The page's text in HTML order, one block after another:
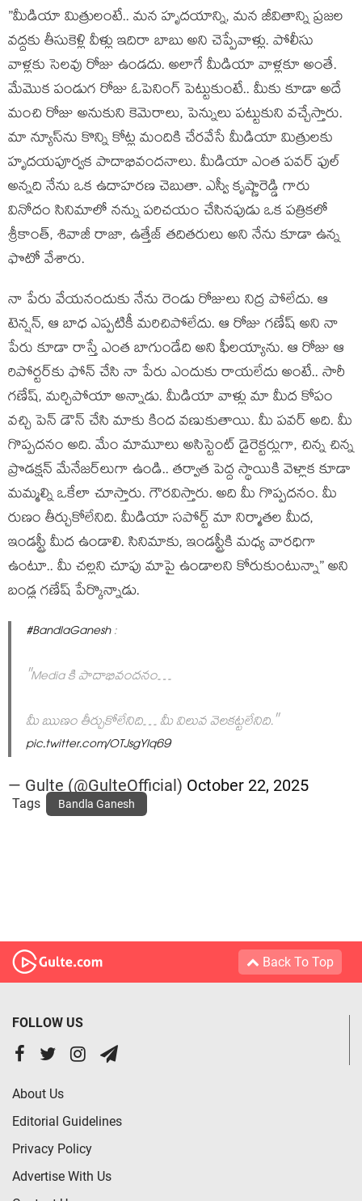
”మీడియా మిత్రులంటే.. మ‌న హృద‌యాన్ని, మ‌న జీవితాన్ని ప్ర‌జ‌ల
వ‌ద్ద‌కు తీసుకెళ్లి వీళ్లు ఇదిరా బాబు అని చెప్పేవాళ్లు. పోలీసు
వాళ్ల‌కు సెల‌వు రోజు ఉండ‌దు. అలాగే మీడియా వాళ్ల‌కూ అంతే.
మేమొక పండుగ రోజు ఓపెనింగ్ పెట్టుకుంటే.. మీకు కూడా అదే
మంచి రోజు అనుకుని కెమెరాలు, పెన్నులు ప‌ట్టుకుని వ‌చ్చేస్తారు.
మా న్యూస్‌ను కొన్ని కోట్ల మందికి చేర‌వేసే మీడియా మిత్రుల‌కు
హృద‌య‌పూర్వ‌క పాదాభివంద‌నాలు. మీడియా ఎంత ప‌వ‌ర్ ఫుల్
అన్న‌ది నేను ఒక ఉదాహ‌ర‌ణ చెబుతా. ఎస్వీ కృష్ణారెడ్డి గారు
వినోదం సినిమాలో న‌న్ను ప‌రిచ‌యం చేసిన‌పుడు ఒక ప‌త్రిక‌లో
శ్రీకాంత్, శివాజీ రాజా, ఉత్తేజ్ త‌దిత‌రులు అని నేను కూడా ఉన్న
ఫొటో వేశారు.
నా పేరు వేయ‌నందుకు నేను రెండు రోజులు నిద్ర పోలేదు. ఆ
టెన్ష‌న్, ఆ బాధ ఎప్ప‌టికీ మ‌రిచిపోలేదు. ఆ రోజు గ‌ణేష్ అని నా
పేరు కూడా రాస్తే ఎంత బాగుండేది అని ఫీల‌య్యాను. ఆ రోజు ఆ
రిపోర్ట‌ర్‌కు ఫోన్ చేసి నా పేరు ఎందుకు రాయ‌లేదు అంటే.. సారీ
గ‌ణేష్‌, మ‌ర్చిపోయా అన్నాడు. మీడియా వాళ్లు మా మీద కోపం
వ‌చ్చి పెన్ డౌన్ చేసి మాకు కింద వ‌ణుకుతాయి. మీ ప‌వ‌ర్ అది. మీ
గొప్ప‌ద‌నం అది. మేం మామూలు అసిస్టెంట్ డైరెక్ట‌ర్లుగా, చిన్న చిన్న
ప్రొడ‌క్ష‌న్ మేనేజ‌ర్‌లుగా ఉండి.. త‌ర్వాత పెద్ద స్థాయికి వెళ్లాక కూడా
మ‌మ్మ‌ల్ని ఒకేలా చూస్తారు. గౌర‌విస్తారు. అది మీ గొప్ప‌ద‌నం. మీ
రుణం తీర్చుకోలేనిది. మీడియా స‌పోర్ట్ మా నిర్మాత‌ల మీద‌,
ఇండ‌స్ట్రీ మీద ఉండాలి. సినిమాకు, ఇండ‌స్ట్రీకి మ‌ధ్య వార‌ధిగా
ఉంటూ.. మీ చ‌ల్ల‌ని చూపు మాపై ఉండాల‌ని కోరుకుంటున్నా” అని
బండ్ల గ‌ణేష్ పేర్కొన్నాడు.
#BandlaGanesh:
"Media కి పాదాభివందనం…
మీ ఋణం తీర్చుకోలేనిది… మీ విలువ వెలకట్టలేనిది."
pic.twitter.com/OTJsgYIq69
— Gulte (@GulteOfficial) October 22, 2025
Tags Bandla Ganesh
Back To Top
FOLLOW US
About Us
Editorial Guidelines
Privacy Policy
Advertise With Us